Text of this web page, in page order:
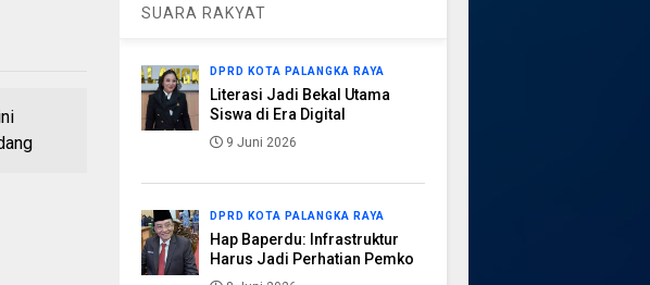
SUARA RAKYAT
DPRD KOTA PALANGKA RAYA
Literasi Jadi Bekal Utama
Siswa di Era Digital
9 Juni 2026
DPRD KOTA PALANGKA RAYA
Hap Baperdu: Infrastruktur
Harus Jadi Perhatian Pemko